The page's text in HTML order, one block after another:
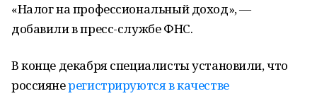
«Налог на профессиональный доход», —
добавили в пресс-службе ФНС.
В конце декабря специалисты установили, что
россиянерегистрируются в качестве